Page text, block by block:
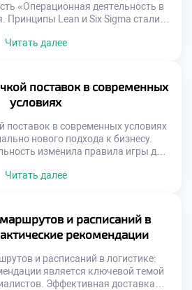
«Операционная деятельность в
Принципы Lean и Six Sigma стали
потери там, где другие видят
владеть этим инструментарием
непрерывного улучшения
методы управления […]
Читать далее
поставок в современных
условиях
поставок в современных условиях
нового подхода к бизнесу.
изменила правила игры для
уступают место стратегиям
в турбулентной среде.
ценится выше простого
Профессионализм теперь
гибкостью […]
Читать далее
и расписаний в
рекомендации
и расписаний в логистике:
является ключевой темой
Эффективная доставка